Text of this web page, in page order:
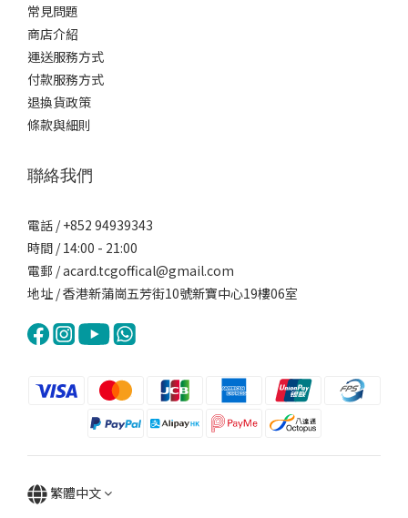
常見問題
商店介紹
運送服務方式
付款服務方式
退換貨政策
條款與細則
聯絡我們
電話 / +852 94939343
時間 / 14:00 - 21:00
電郵 / acard.tcgoffical@gmail.com
地址 / 香港新蒲崗五芳街10號新寶中心19樓06室
繁體中文